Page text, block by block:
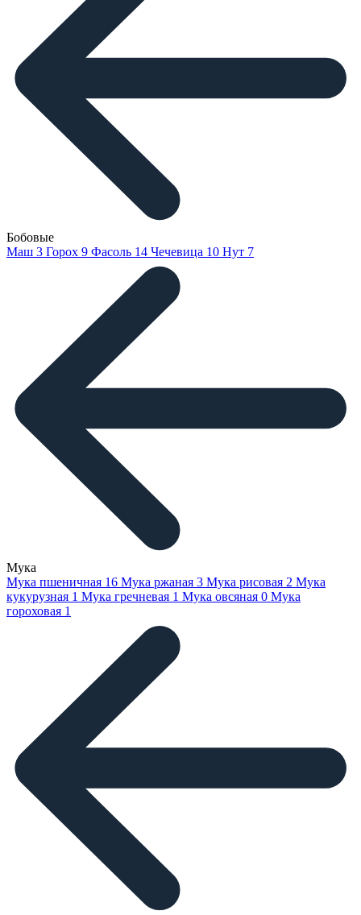
Бобовые
Маш 3 Горох 9 Фасоль 14 Чечевица 10 Нут 7
Мука
Мука пшеничная 16 Мука ржаная 3 Мука рисовая 2 Мука
кукурузная 1 Мука гречневая 1 Мука овсяная 0 Мука
гороховая 1